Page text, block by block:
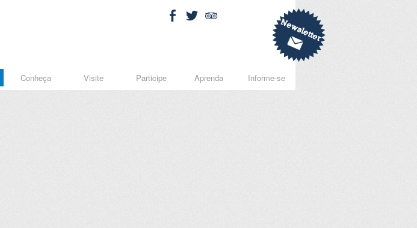
Conheça Visite Participe Aprenda Informe-se